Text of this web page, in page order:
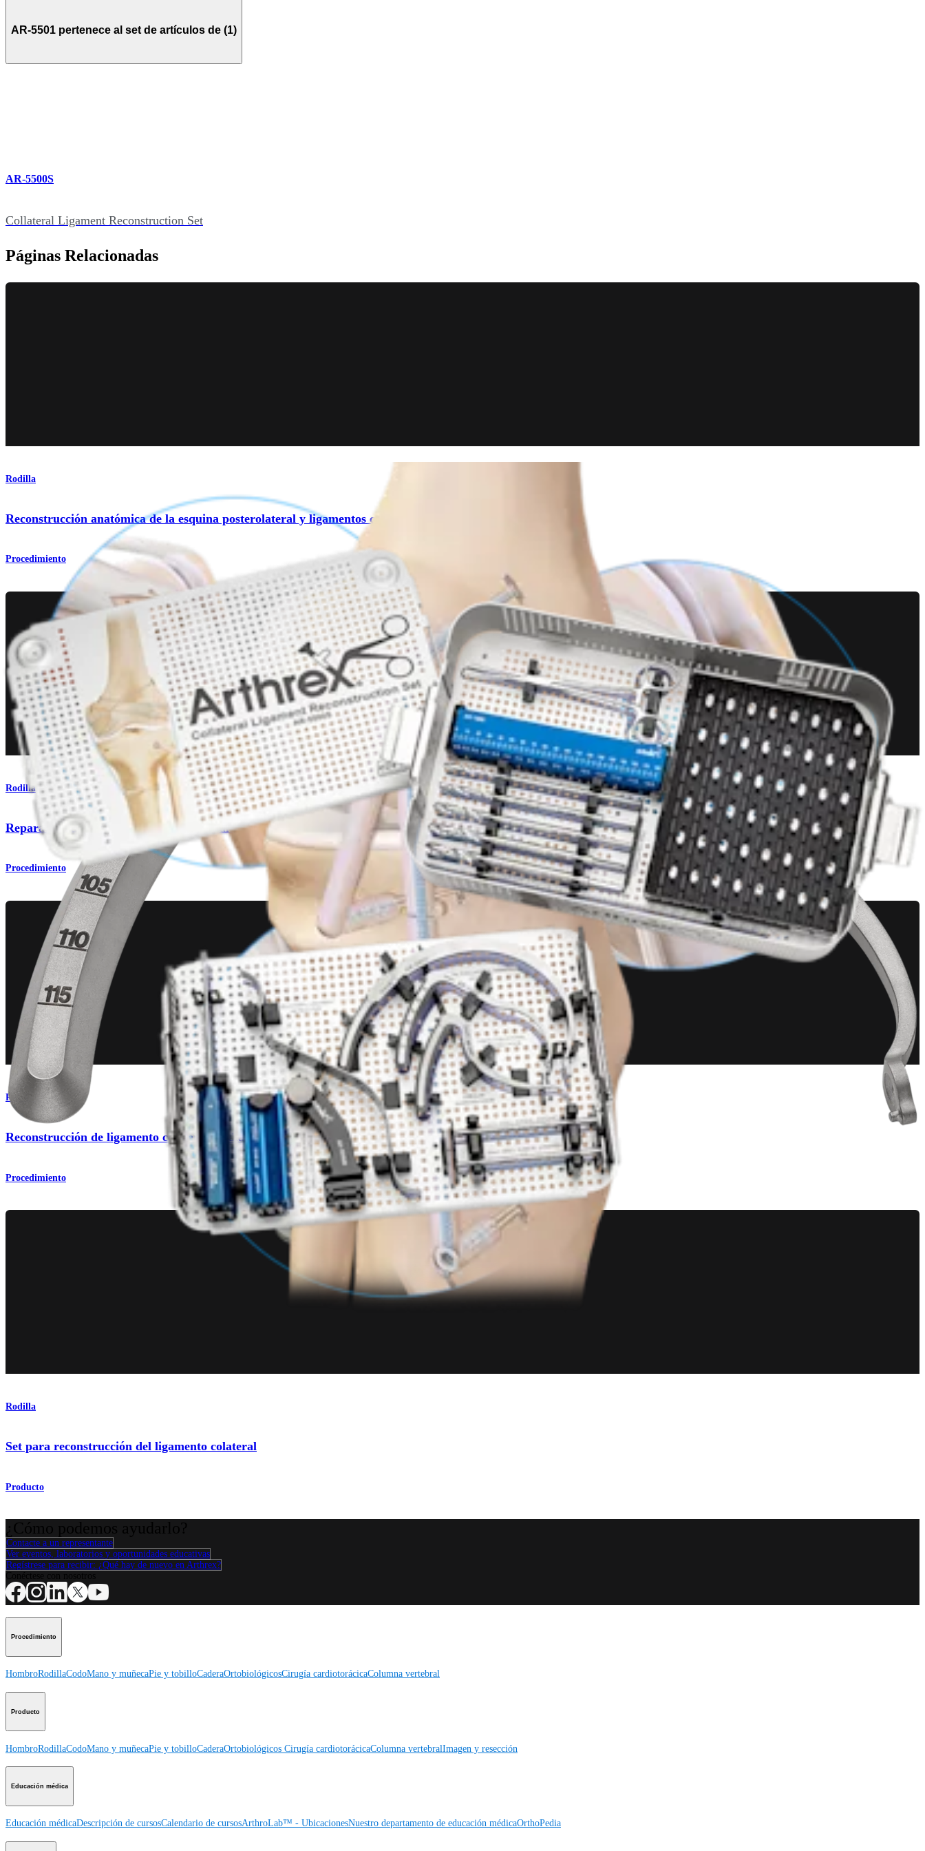
AR-5501 pertenece al set de artículos de (1)
AR-5500S
Collateral Ligament Reconstruction Set
Páginas Relacionadas
Rodilla
Reconstrucción anatómica de la esquina posterolateral y ligamentos colaterales
Procedimiento
Rodilla
Reparación del ligamento colateral lateral (LCL) y del ángulo posterolateral (PLC)
Procedimiento
Rodilla
Reconstrucción de ligamento colateral medial (LCM)
Procedimiento
Rodilla
Set para reconstrucción del ligamento colateral
Producto
Contacte a un representante
Ver eventos, laboratorios y oportunidades educativas
Regístrese para recibir: ¿Qué hay de nuevo en Arthrex?
Procedimiento
HombroRodillaCodoMano y muñecaPie y tobilloCaderaOrtobiológicosCirugía cardiotorácicaColumna vertebral
Producto
HombroRodillaCodoMano y muñecaPie y tobilloCaderaOrtobiológicos Cirugía cardiotorácicaColumna vertebralImagen y resección
Educación médica
Educación médicaDescripción de cursosCalendario de cursosArthroLab™ - UbicacionesNuestro departamento de educación médicaOrthoPedia